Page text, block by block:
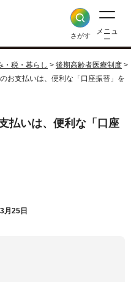
さがす
メニュ
ー
・税・暮らし > 後期高齢者医療制度 >
お支払いは、便利な「口座振替」を
払いは、便利な「口座
25日